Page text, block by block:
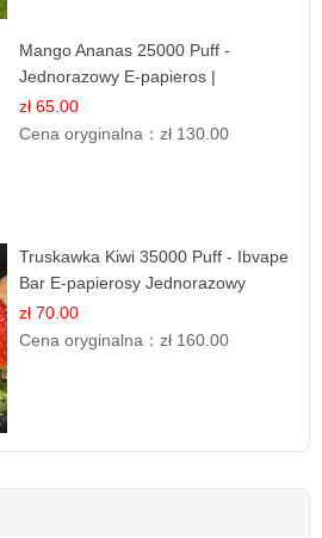
Mango Ananas 25000 Puff -
Jednorazowy E-papieros |
Egzotyczny Smak
zł 65.00
Cena oryginalna：zł 130.00
Truskawka Kiwi 35000 Puff - Ibvape
Bar E-papierosy Jednorazowy
zł 70.00
Cena oryginalna：zł 160.00